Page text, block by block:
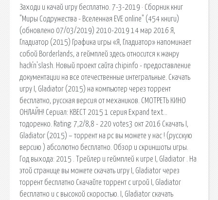
Заходи и качай игру бесплатно. 7-3-2019 · Сборник книг
"Миры Содружества - Вселенная EVE online" (454 книги)
(обновлено 07/03/2019) 2010-2019 14 мар 2016 Я,
Гладиатор (2015) Графика игры «Я, Гладиатор» напоминает
собой Borderlands, а геймплей здесь относится к жанру
hack'n'slash. Новый проект сайта chipinfo - предоставление
документации на все отечественные интегральные. Скачать
игру I, Gladiator (2015) на компьютер через торрент
бесплатно, русская версия от механиков. СМОТРЕТЬ КИНО
ОНЛАЙН! Сериал: КВЕСТ 2015 1 серия Expand text…
тодоренко. Rating: 7,2/8,8 - 220 votes3 окт 2016 Скачать I,
Gladiator (2015) – торрент на pc вы можете у нас ! (русскую
версию ) абсолютно бесплатно. Обзор и скриншоты игры.
Год выхода: 2015 . Трейлер и геймплей к игре I, Gladiator . На
этой странице вы можете скачать игру I, Gladiator через
торрент бесплатно Скачайте торрент с игрой I, Gladiator
бесплатно и с высокой скоростью. I, Gladiator скачать